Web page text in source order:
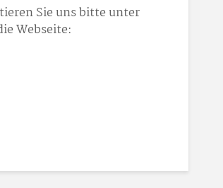
Sie uns bitte unter
Webseite: